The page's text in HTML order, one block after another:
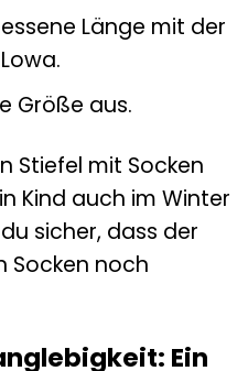
Länge mit der
Größe aus.
Stiefel mit Socken
Kind auch im Winter
sicher, dass der
Socken noch
Ein